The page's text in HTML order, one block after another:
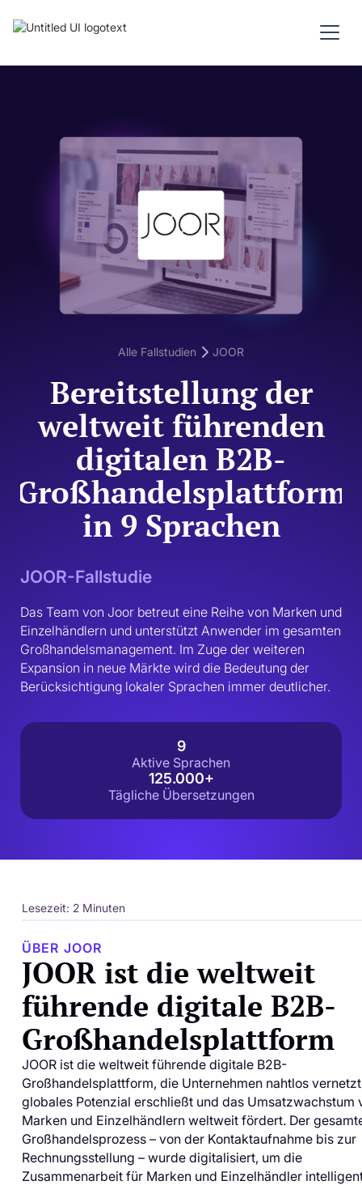
Alle Fallstudien JOOR
Bereitstellung der
weltweit führenden
digitalen B2B-
Großhandelsplattform
in 9 Sprachen
JOOR-Fallstudie
Das Team von Joor betreut eine Reihe von Marken und
Einzelhändlern und unterstützt Anwender im gesamten
Großhandelsmanagement. Im Zuge der weiteren
Expansion in neue Märkte wird die Bedeutung der
Berücksichtigung lokaler Sprachen immer deutlicher.
9
Aktive Sprachen
125.000+
Tägliche Übersetzungen
Lesezeit: 2 Minuten
ÜBER JOOR
JOOR ist die weltweit
führende digitale B2B-
Großhandelsplattform
JOOR ist die weltweit führende digitale B2B-
Großhandelsplattform, die Unternehmen nahtlos
globales Potenzial erschließt und das Umsatzwachstum
Marken und Einzelhändlern weltweit fördert. Der
Großhandelsprozess – von der Kontaktaufnahme bis zur
Rechnungsstellung – wurde digitalisiert, um die
Zusammenarbeit für Marken und Einzelhändler